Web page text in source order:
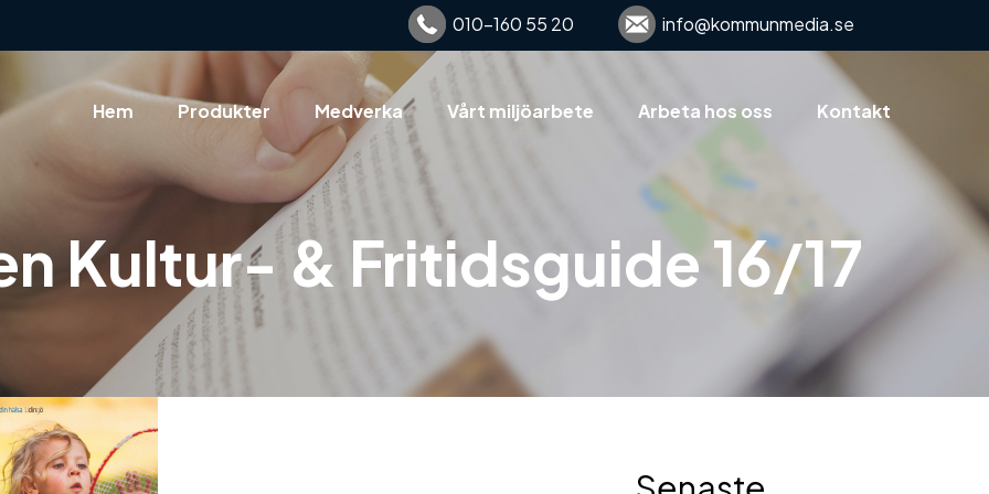
info@kommunmedia.se
010-160 55 20
Hem Produkter Medverka Vårt miljöarbete Arbeta hos oss Kontakt
Kultur- & Fritidsguide 16/17